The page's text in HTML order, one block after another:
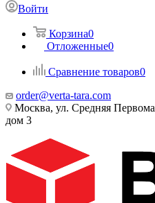
Войти
Корзина0
Отложенные0
Сравнение товаров0
order@verta-tara.com
Москва, ул. Средняя
дом 3